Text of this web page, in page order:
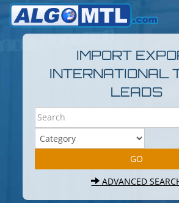
IMPORT
INTERNATIONAL
LEADS
ADVANCED